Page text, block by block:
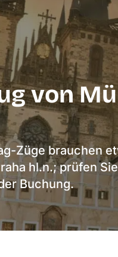
von
Züge brauchen
hl.n.; prüfen
Buchung.